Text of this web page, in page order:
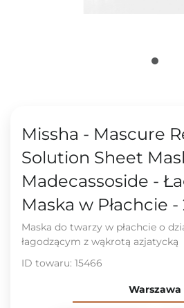
Missha - Mascure
Solution Sheet
Madecassoside -
Maska w Płachcie
Maska do twarzy w płachcie o
łagodzącym z wąkrotą azjatycką
ID towaru: 15466
Warszawa